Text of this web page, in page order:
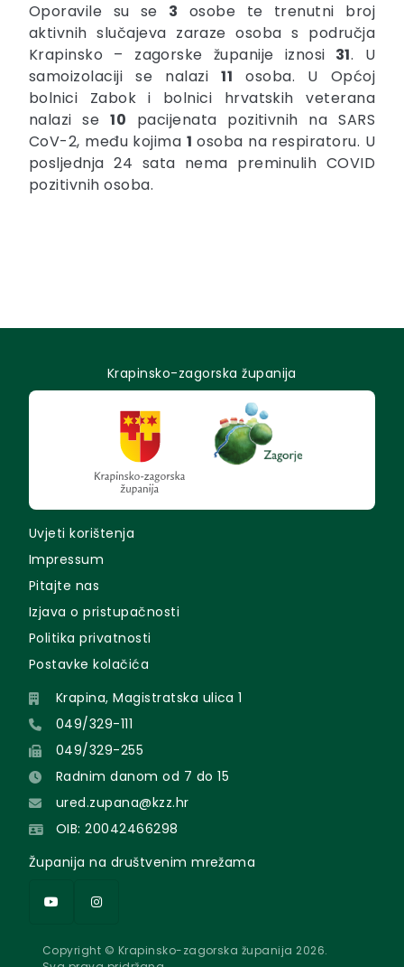
Oporavile su se 3 osobe te trenutni broj
aktivnih slučajeva zaraze osoba s područja
Krapinsko – zagorske županije iznosi 31. U
samoizolaciji se nalazi11 osoba. U Općoj
bolnici Zabok i bolnici hrvatskih veterana
nalazi se10 pacijenata pozitivnih na SARS
CoV-2, među kojima 1 osoba na respiratoru. U
posljednja 24 sata nema preminulih COVID
pozitivnih osoba.
Krapinsko-zagorska županija
Uvjeti korištenja
Impressum
Pitajte nas
Izjava o pristupačnosti
Politika privatnosti
Postavke kolačića
Krapina, Magistratska ulica 1
049/329-111
049/329-255
Radnim danom od 7 do 15
ured.zupana@kzz.hr
OIB: 20042466298
Županija na društvenim mrežama
Copyright © Krapinsko-zagorska županija 2026.